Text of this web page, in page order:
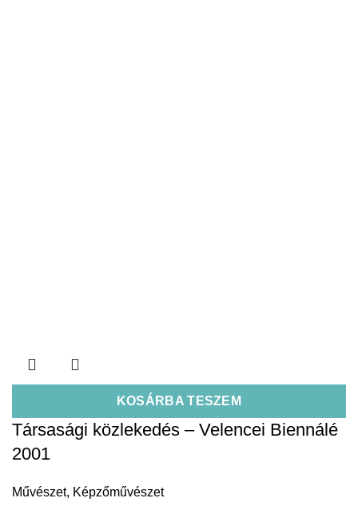
KOSÁRBA TESZEM
Társasági közlekedés – Velencei Biennálé
2001
Művészet, Képzőművészet